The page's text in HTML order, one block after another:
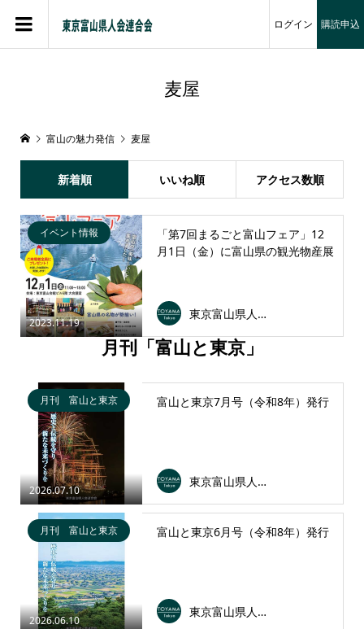
ログイン 購読申込
麦屋
富山の魅力発信 麦屋
新着順 いいね順 アクセス数順
2023.11.19
イベント情報
「第7回まるごと富山フェア」12
月1日（金）に富山県の観光物産展
東京富山県人会連合会
月刊「富山と東京」
2026.07.10
月刊 富山と東京 富山と東京7月号（令和8年）発行
東京富山県人会連合会
2026.06.10
月刊 富山と東京 富山と東京6月号（令和8年）発行
東京富山県人会連合会